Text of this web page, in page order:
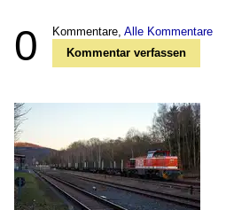
0 Kommentare, Alle Kommentare
Kommentar verfassen